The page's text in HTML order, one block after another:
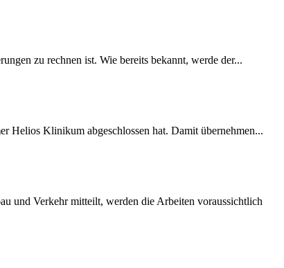
zu rechnen ist. Wie bereits bekannt, werde der...
Helios Klinikum abgeschlossen hat. Damit übernehmen...
und Verkehr mitteilt, werden die Arbeiten voraussichtlich